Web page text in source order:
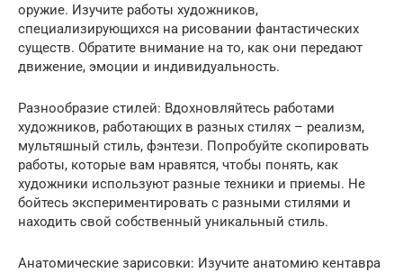
оружие. Изучите работы художников,
специализирующихся на рисовании фантастических
существ. Обратите внимание на то, как они передают
движение, эмоции и индивидуальность.
Разнообразие стилей: Вдохновляйтесь работами
художников, работающих в разных стилях – реализм,
мультяшный стиль, фэнтези. Попробуйте скопировать
работы, которые вам нравятся, чтобы понять, как
художники используют разные техники и приемы. Не
бойтесь экспериментировать с разными стилями и
находить свой собственный уникальный стиль.
Анатомические зарисовки: Изучите анатомию кентавра